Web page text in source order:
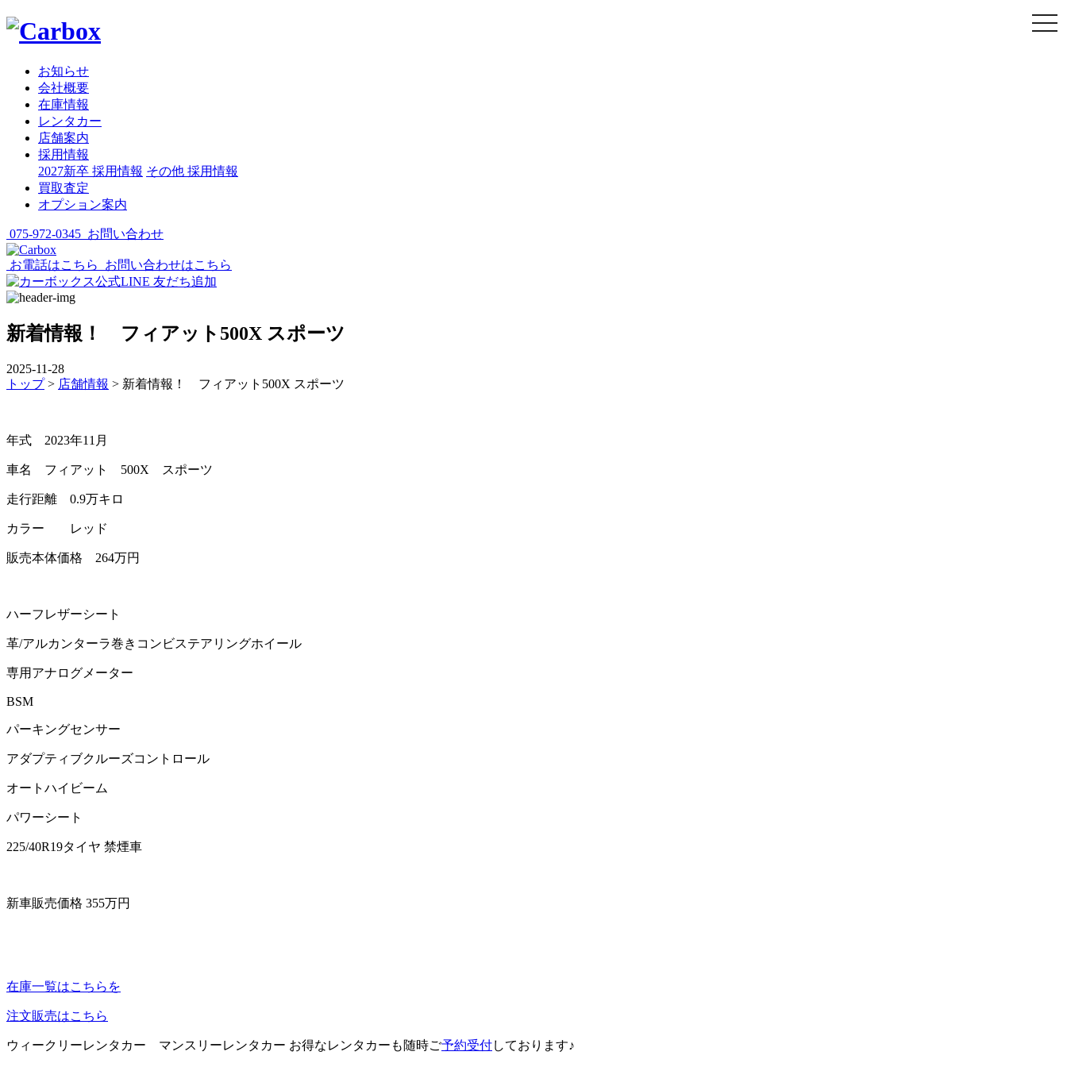
お知らせ
会社概要
在庫情報
レンタカー
店舗案内
採用情報
2027新卒 採用情報 その他 採用情報
買取査定
オプション案内
075-972-0345 お問い合わせ
お電話はこちら お問い合わせはこちら
新着情報！ フィアット500X スポーツ
2025-11-28
トップ> 店舗情報 > 新着情報！ フィアット500X スポーツ
年式 2023年11月
車名 フィアット 500X スポーツ
走行距離 0.9万キロ
カラー レッド
販売本体価格 264万円
ハーフレザーシート
革/アルカンターラ巻きコンビステアリングホイール
専用アナログメーター
BSM
パーキングセンサー
アダプティブクルーズコントロール
オートハイビーム
パワーシート
225/40R19タイヤ 禁煙車
新車販売価格 355万円
在庫一覧はこちらを
注文販売はこちら
ウィークリーレンタカー マンスリーレンタカー お得なレンタカーも随時ご予約受付しております♪